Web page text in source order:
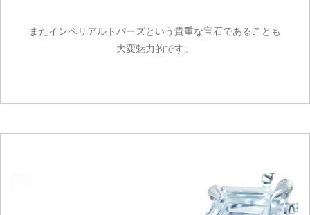
またインペリアルトパーズという貴重な宝石であることも
大変魅力的です。